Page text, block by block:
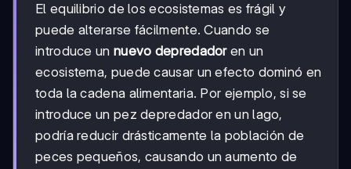
El equilibrio de los ecosistemas es frágil y
puede alterarse fácilmente. Cuando se
introduce un nuevo depredadoren un
ecosistema, puede causar un efecto dominó en
toda la cadena alimentaria. Por ejemplo, si se
introduce un pez depredador en un lago,
podría reducir drásticamente la población de
peces pequeños, causando un aumento de